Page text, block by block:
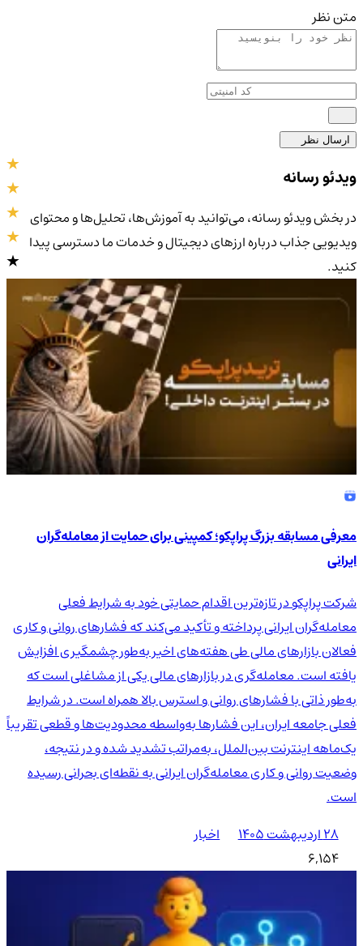
متن نظر
ارسال نظر
4.9/5
ویدئو رسانه
در بخش ویدئو رسانه، می‌توانید به آموزش‌ها، تحلیل‌ها و محتوای
ویدیویی جذاب درباره ارزهای دیجیتال و خدمات ما دسترسی پیدا
کنید.
معرفی مسابقه بزرگ پراپکو؛ کمپینی برای حمایت از معامله‌گران
ایرانی
شرکت پراپکو در تازه‌ترین اقدام حمایتی خود به شرایط فعلی
معامله‌گران ایرانی پرداخته و تأکید می‌کند که فشارهای روانی و کاری
فعالان بازارهای مالی طی هفته‌های اخیر به‌طور چشمگیری افزایش
یافته است. معامله‌گری در بازارهای مالی یکی از مشاغلی است که
به‌طور ذاتی با فشارهای روانی و استرس بالا همراه است. در شرایط
فعلی جامعه ایران، این فشارها به‌واسطه محدودیت‌ها و قطعی تقریباً
یک‌ماهه اینترنت بین‌الملل، به‌مراتب تشدید شده و در نتیجه،
وضعیت روانی و کاری معامله‌گران ایرانی به نقطه‌ای بحرانی رسیده
است.
۲۸ اردیبهشت ۱۴۰۵
اخبار
6,154